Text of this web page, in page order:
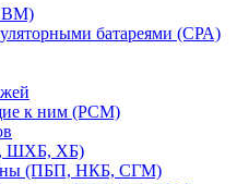
батареями (СРА)
к ним (РСМ)
ШХБ, ХБ)
(ПБП, НКБ, СГМ)